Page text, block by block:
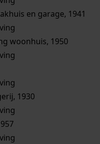
en garage, 1941
woonhuis, 1950
1930